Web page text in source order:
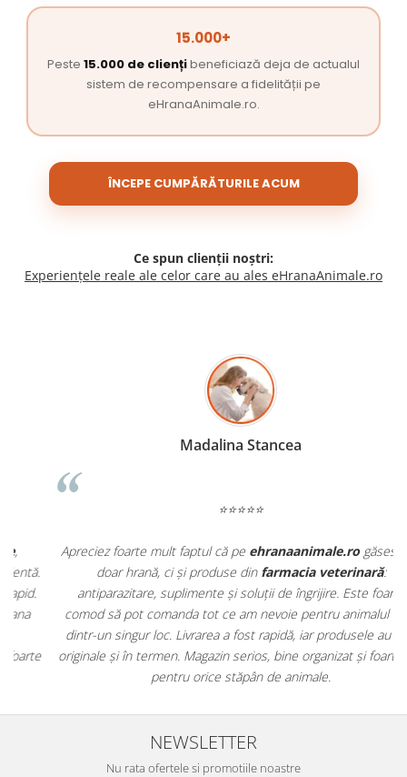
15.000+
Peste 15.000 de cliențibeneficiază deja de actualul
sistem de recompensare a fidelității pe
eHranaAnimale.ro.
ÎNCEPE CUMPĂRĂTURILE ACUM
Ce spun clienții noștri:
Experiențele reale ale celor care au ales eHranaAnimale.ro
Madalina Stancea
⭐⭐⭐⭐⭐
Apreciez foarte mult faptul că peehranaanimale.rogăsesc nu
doar hrană, ci și produse dinfarmacia veterinară:
antiparazitare, suplimente și soluții de îngrijire. Este foarte
comod să pot comanda tot ce am nevoie pentru animalul meu
dintr-un singur loc. Livrarea a fost rapidă, iar produsele au fost
originale și în termen. Magazin serios, bine organizat și foarte util
pentru orice stăpân de animale.
NEWSLETTER
Nu rata ofertele si promotiile noastre